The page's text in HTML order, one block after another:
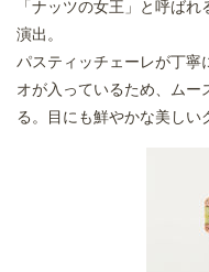
「ナッツの女王」と呼ば
演出。
パスティッチェーレが丁寧
オが入っているため、ムー
る。目にも鮮やかな美しい